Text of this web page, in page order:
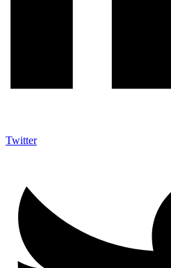
Twitter